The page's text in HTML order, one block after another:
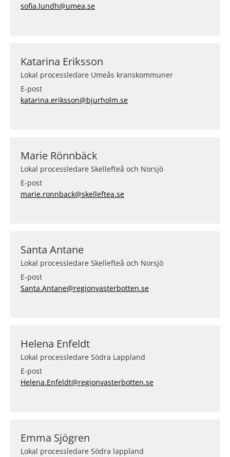
sofia.lundh@umea.se
Katarina Eriksson
Lokal processledare Umeås kranskommuner
E-post
katarina.eriksson@bjurholm.se
Marie Rönnbäck
Lokal processledare Skellefteå och Norsjö
E-post
marie.ronnback@skelleftea.se
Santa Antane
Lokal processledare Skellefteå och Norsjö
E-post
Santa.Antane@regionvasterbotten.se
Helena Enfeldt
Lokal processledare Södra Lappland
E-post
Helena.Enfeldt@regionvasterbotten.se
Emma Sjögren
Lokal processledare Södra lappland